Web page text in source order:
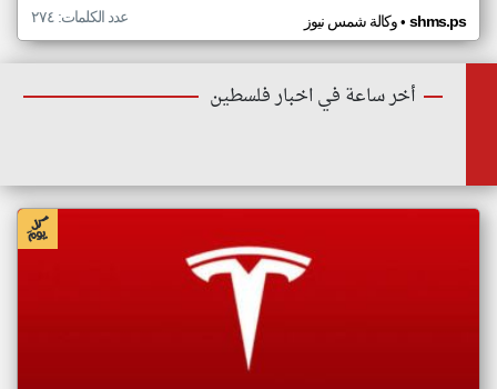
وكالة شمس نيوز• shms.ps عدد الكلمات: ٢٧٤
أخر ساعة في اخبار فلسطين